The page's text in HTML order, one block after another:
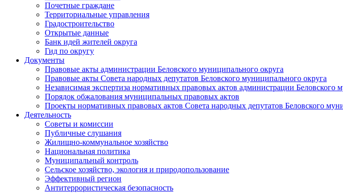
Почетные граждане
Территориальные управления
Градостроительство
Открытые данные
Банк идей жителей округа
Гид по округу
Документы
Правовые акты администрации Беловского муниципального округа
Правовые акты Совета народных депутатов Беловского муниципального округа
Независимая экспертиза нормативных правовых актов администрации Беловского
Порядок обжалования муниципальных правовых актов
Проекты нормативных правовых актов Совета народных депутатов Беловского
Деятельность
Советы и комиссии
Публичные слушания
Жилищно-коммунальное хозяйство
Национальная политика
Муниципальный контроль
Сельское хозяйство, экология и природопользование
Эффективный регион
Антитеррористическая безопасность